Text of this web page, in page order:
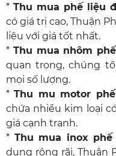
* Thu mua phế liệu
có giá trị cao, Thuận
liệu với giá tốt nhất.
* Thu mua nhôm
quan trọng, chúng
mọi số lượng.
*Thu mu motor
chứa nhiều kim loại
giá cạnh tranh.
* Thu mua inox phế
dụng rộng rãi, Thuận